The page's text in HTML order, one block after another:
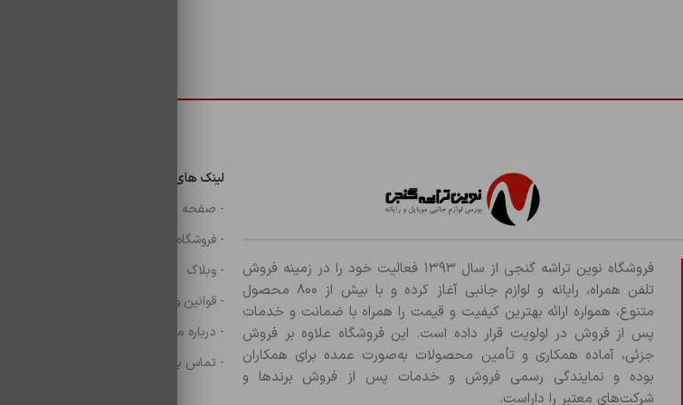
فروشگاه نوین تراشه گنجی از سال ۱۳۹۳ فعالیت خود را در زمینه فروش
تلفن همراه، رایانه و لوازم جانبی آغاز کرده و با بیش از ۸۰۰ محصول
متنوع، همواره ارائه بهترین کیفیت و قیمت را همراه با ضمانت و خدمات
پس از فروش در اولویت قرار داده است. این فروشگاه علاوه بر فروش
جزئی، آماده همکاری و تأمین محصولات به‌صورت عمده برای همکاران
بوده و نمایندگی رسمی فروش و خدمات پس از فروش برندها و
شرکت‌های معتبر را داراست.
لینک های مهم
- صفحه اصلی
- فروشگاه
- وبلاگ
- قوانین و مقررات
- درباره ما
- تماس با ما